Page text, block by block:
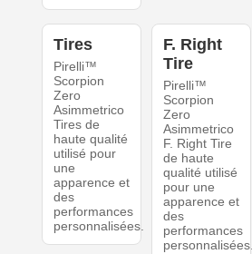
Tires
Pirelli™
Scorpion
Zero
Asimmetrico
Tires de
haute qualité
utilisé pour
une
apparence et
des
performances
personnalisées.
F. Right
Tire
Pirelli™
Scorpion
Zero
Asimmetrico
F. Right Tire
de haute
qualité utilisé
pour une
apparence et
des
performances
personnalisées.